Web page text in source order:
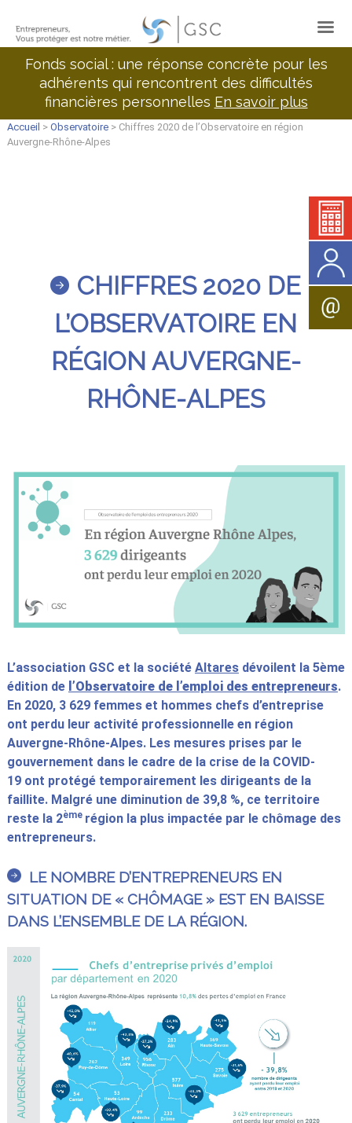
Fonds social : une réponse concrète pour les
adhérents qui rencontrent des difficultés
financières personnelles En savoir plus
Accueil > Observatoire> Chiffres 2020 de l’Observatoire en région
Auvergne-Rhône-Alpes
CHIFFRES 2020 DE
L’OBSERVATOIRE EN
RÉGION AUVERGNE-
RHÔNE-ALPES
L’association GSC et la société Altaresdévoilent la 5ème
édition de l’Observatoire de l’emploi des entrepreneurs.
En 2020, 3 629 femmes et hommes chefs d’entreprise
ont perdu leur activité professionnelle en région
Auvergne-Rhône-Alpes. Les mesures prises par le
gouvernement dans le cadre de la crise de la COVID-
19 ont protégé temporairement les dirigeants de la
faillite. Malgré une diminution de 39,8 %, ce territoire
reste la 2ème région la plus impactée par le chômage des
entrepreneurs.
LE NOMBRE D’ENTREPRENEURS EN
SITUATION DE « CHÔMAGE » EST EN BAISSE
DANS L’ENSEMBLE DE LA RÉGION.